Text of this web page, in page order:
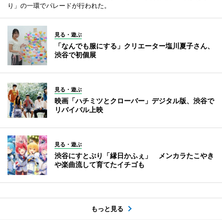
り」の一環でパレードが行われた。
見る・遊ぶ
「なんでも服にする」クリエーター塩川夏子さん、
渋谷で初個展
見る・遊ぶ
映画「ハチミツとクローバー」デジタル版、渋谷で
リバイバル上映
見る・遊ぶ
渋谷にすとぷり「縁日かふぇ」 メンカラたこやき
や楽曲流して育てたイチゴも
もっと見る